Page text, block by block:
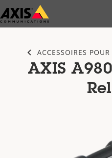
Passer
au
ACCESSOIRES
AXIS